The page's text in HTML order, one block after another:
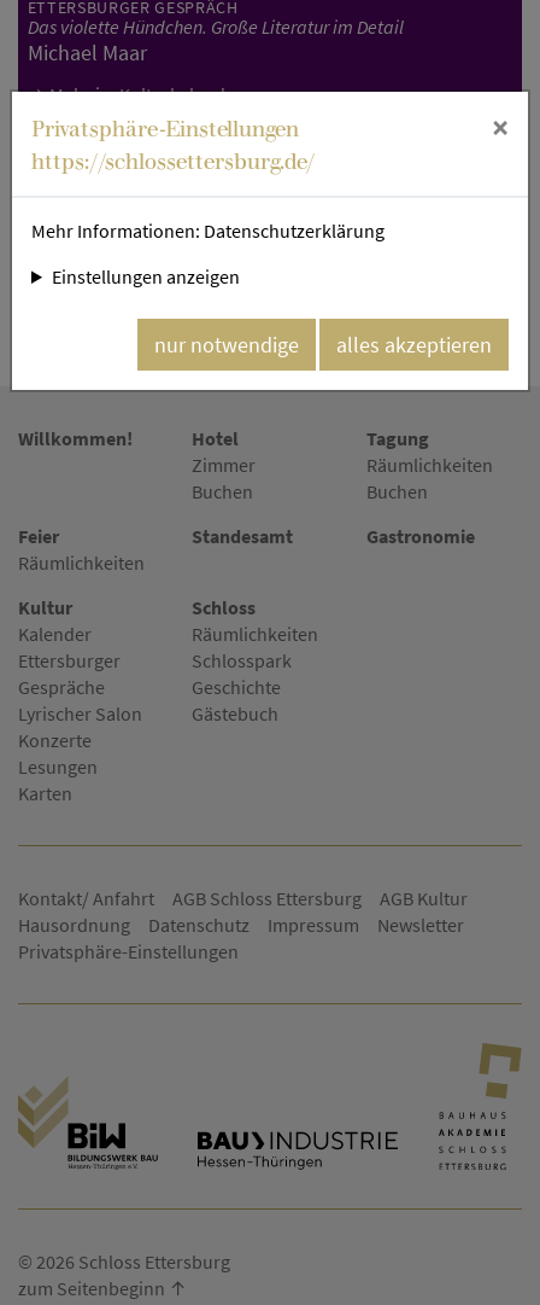
ETTERSBURGER GESPRÄCH
Das violette Hündchen. Große Literatur im Detail
Michael Maar
Mehr im Kulturkalender
Willkommen!
Hotel
Zimmer
Buchen
Tagung
Räumlichkeiten
Buchen
Feier
Räumlichkeiten
Standesamt Gastronomie
Kultur
Kalender
Ettersburger
Gespräche
Lyrischer Salon
Konzerte
Lesungen
Karten
Schloss
Räumlichkeiten
Schlosspark
Geschichte
Gästebuch
Kontakt/ Anfahrt AGB Schloss Ettersburg
AGB Kultur
Hausordnung
Datenschutz Impressum
Newsletter
Privatsphäre-Einstellungen
© 2026 Schloss Ettersburg
zum Seitenbeginn ↑
Privatsphäre-Einstellungen
https://schlossettersburg.de/
×
Mehr Informationen: Datenschutzerklärung
Einstellungen anzeigen
nur notwendige alles akzeptieren